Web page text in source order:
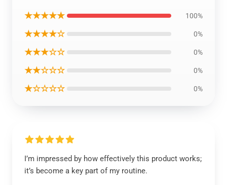
★★★★★ 100%
★★★★☆ 0%
★★★☆☆ 0%
★★☆☆☆ 0%
★☆☆☆☆ 0%
I’m impressed by how effectively this product works;
it’s become a key part of my routine.